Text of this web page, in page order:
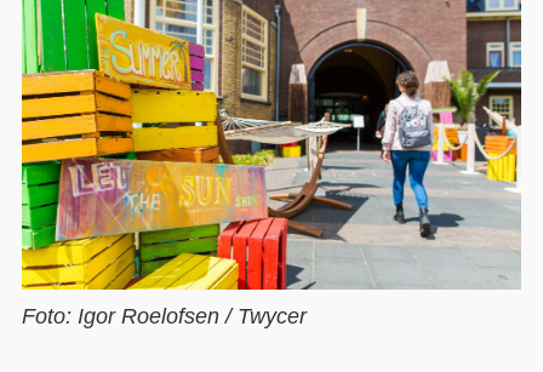
Foto: Igor Roelofsen / Twycer